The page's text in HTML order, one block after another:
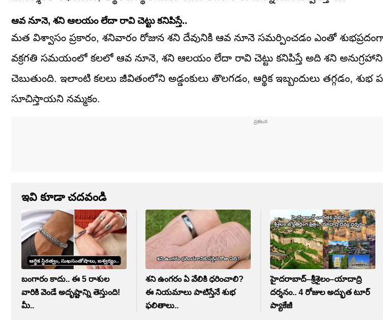
ఆవ నూనె, శని ఆలయం లేదా రావి చెట్టు కనిపిస్తే..
మత విశ్వాసం ప్రకారం, శనివారం రోజున శని దేవునికి ఆవ నూనె సమర్పించడం ఎంతో
వక్రగతి సమయంలో కలలో ఆవ నూనె, శని ఆలయం లేదా రావి చెట్టు కనిపిస్తే అది శని అనుగ్రహానికి
చెబుతుంది. ఇలాంటి కలలు జీవితంలోని అడ్డంకులు తొలగడం, ఆర్థిక ఇబ్బందులు తగ్గడం,
సూచిస్తాయని నమ్మకం.
ఇవి కూడా చదవండి
బంగారం కాదు.. ఈ 5 రాశుల
వారికి వెండే అదృష్టాన్ని తెస్తుంది!
మీ..
శని ఉంగరం ఏ వేలికి ధరించాలి?
ఈ నియమాలు పాటిస్తేనే శుభ
ఫలితాలు..
హైదరాబాద్–శ్రీశైలం–యాదాద్రి
దర్శనం.. 4 రోజుల అద్భుత టూర్
ప్యాకేజీ